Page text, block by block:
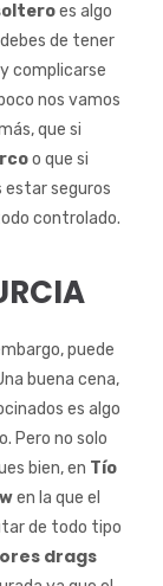
es algo
de tener
complicarse
nos vamos
que si
o que si
estar seguros
controlado.
puede
buena cena,
es algo
Pero no solo
bien, en Tío
en la que el
de todo tipo
drags